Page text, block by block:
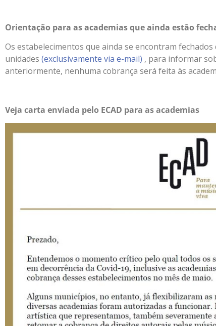
Orientação para as academias que ainda estão
Os estabelecimentos que ainda se encontram
unidades (exclusivamente via e-mail) , para informar
anteriormente, nenhuma cobrança será feita às
Veja carta enviada pelo ECAD para as academias